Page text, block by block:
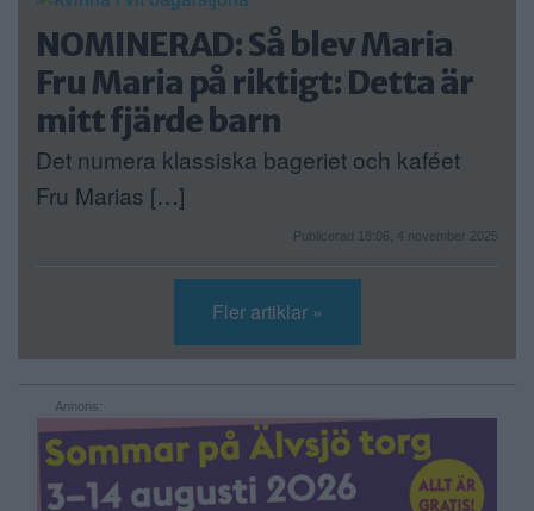
NOMINERAD: Så blev Maria
Fru Maria på riktigt: Detta är
mitt fjärde barn
Det numera klassiska bageriet och kaféet
Fru Marias […]
Publicerad 18:06, 4 november 2025
Fler artiklar »
Annons: